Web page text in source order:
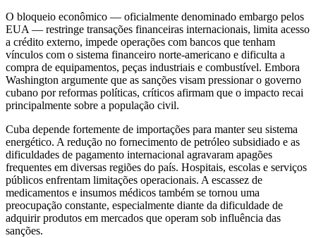
O bloqueio econômico — oficialmente denominado embargo pelos
EUA — restringe transações financeiras internacionais, limita acesso
a crédito externo, impede operações com bancos que tenham
vínculos com o sistema financeiro norte-americano e dificulta a
compra de equipamentos, peças industriais e combustível. Embora
Washington argumente que as sanções visam pressionar o governo
cubano por reformas políticas, críticos afirmam que o impacto recai
principalmente sobre a população civil.
Cuba depende fortemente de importações para manter seu sistema
energético. A redução no fornecimento de petróleo subsidiado e as
dificuldades de pagamento internacional agravaram apagões
frequentes em diversas regiões do país. Hospitais, escolas e serviços
públicos enfrentam limitações operacionais. A escassez de
medicamentos e insumos médicos também se tornou uma
preocupação constante, especialmente diante da dificuldade de
adquirir produtos em mercados que operam sob influência das
sanções.